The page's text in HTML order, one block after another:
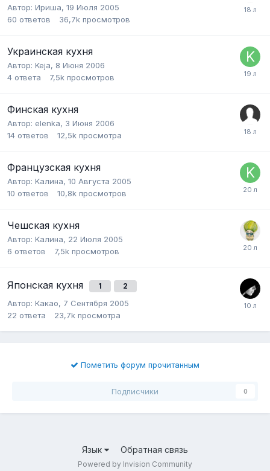
Автор: Ириша, 19 Июля 2005
60 ответов 36,7k просмотров
Украинская кухня
Автор: Keja, 8 Июня 2006
4 ответа 7,5k просмотров
Финская кухня
Автор: elenka, 3 Июня 2006
14 ответов 12,5k просмотра
Французская кухня
Автор: Kалина, 10 Августа 2005
10 ответов 10,8k просмотров
Чешская кухня
Автор: Kалина, 22 Июля 2005
6 ответов 7,5k просмотров
Японская кухня 1 2
Автор: Какао, 7 Сентября 2005
22 ответа 23,7k просмотра
Пометить форум прочитанным
Подписчики 0
Язык Обратная связь
Powered by Invision Community